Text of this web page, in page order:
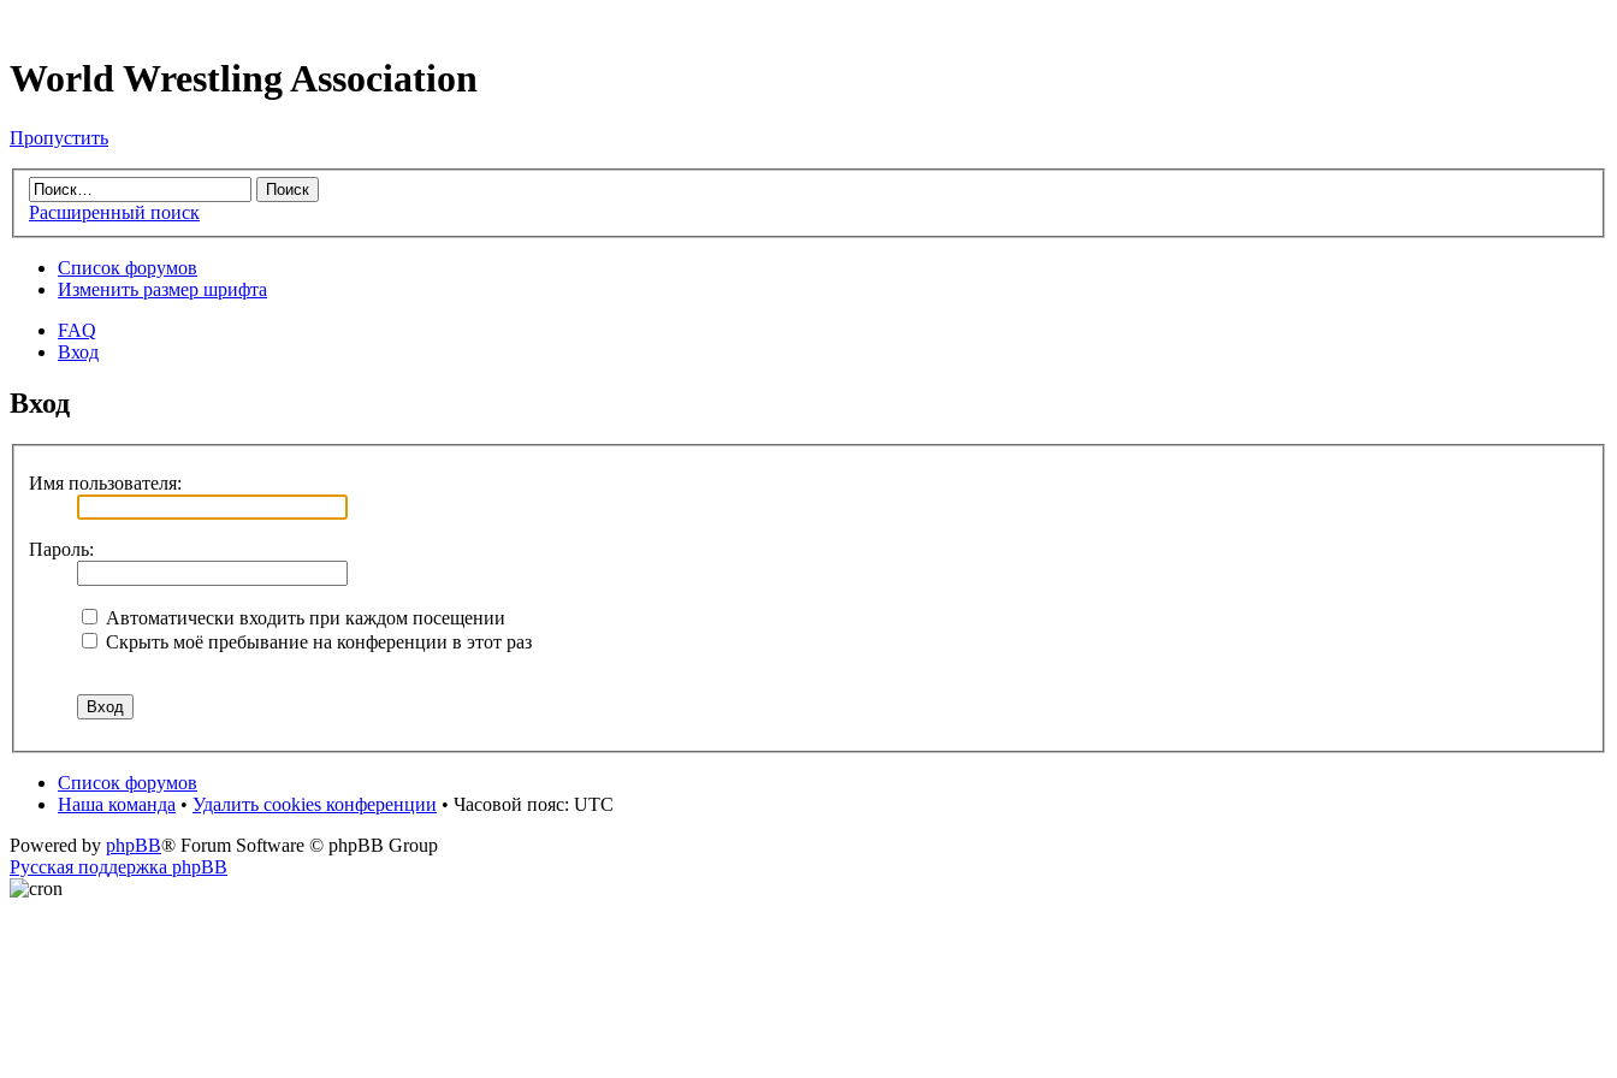
World Wrestling Association
Пропустить
Расширенный поиск
Список форумов
Изменить размер шрифта
FAQ
Вход
Вход
Имя пользователя:
Пароль:
Автоматически входить при каждом посещении
Скрыть моё пребывание на конференции в этот раз
Список форумов
Наша команда • Удалить cookies конференции • Часовой пояс: UTC
Powered by phpBB® Forum Software © phpBB Group
Русская поддержка phpBB